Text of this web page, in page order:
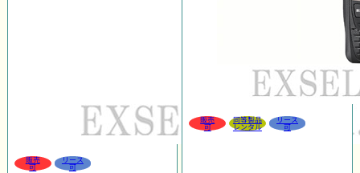
販売
可
リース
可
販売
可
同等製品
レンタル
リース
可